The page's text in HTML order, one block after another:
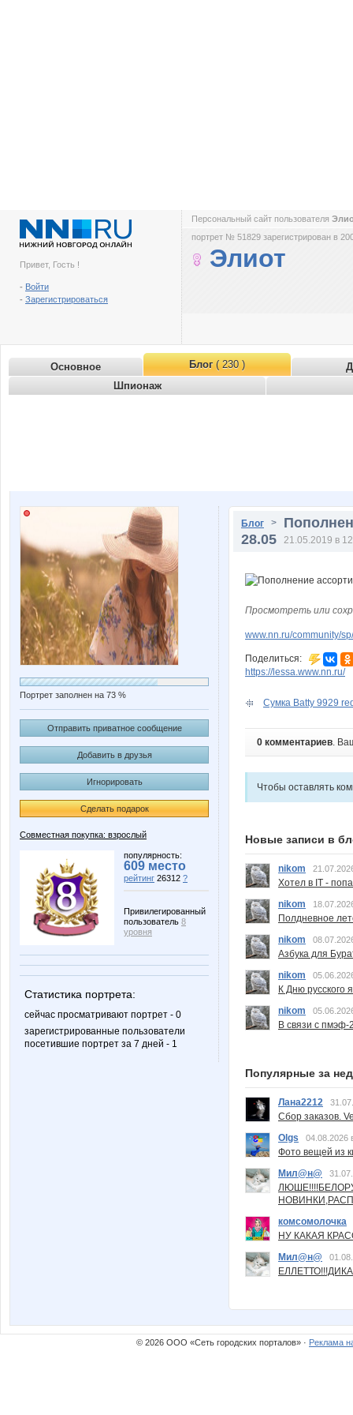
Привет, Гость !
- Войти
- Зарегистрироваться
Персональный сайт пользователя
портрет № 51829 зарегистрирован в
Элиот
Основное Блог( 230 )
Шпионаж
Портрет заполнен на 73 %
Отправить приватное сообщение
Добавить в друзья
Игнорировать
Сделать подарок
Совместная покупка: взрослый
популярность:
609 место
рейтинг 26312 ?
Привилегированный
пользователь 8
уровня
Статистика портрета:
сейчас просматривают портрет - 0
зарегистрированные пользователи
посетившие портрет за 7 дней - 1
Блог >
28.05
21.05.2019 в
Просмотреть или
www.nn.ru/community/
Поделиться:
https://lessa.www.nn.ru/
Сумка Batty 9929
0 комментариев.
Чтобы оставлять
Новые записи в
nikom
Хотел в IT -
nikom
Полдневное
nikom
Азбука для
nikom
К Дню русского
nikom
В связи с пмэф-
Популярные за
Лана2212
Сбор заказов.
Olgs
04.08.2026
Фото вещей из
Мил@н@
комсомолочка
НУ КАКАЯ
Мил@н@
© 2026 ООО «Сеть городских порталов» · Реклама